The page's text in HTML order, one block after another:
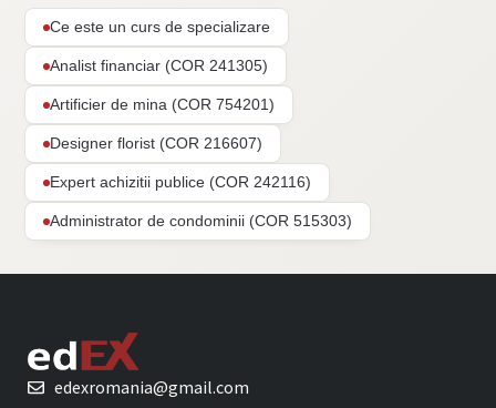
Ce este un curs de specializare
Analist financiar (COR 241305)
Artificier de mina (COR 754201)
Designer florist (COR 216607)
Expert achizitii publice (COR 242116)
Administrator de condominii (COR 515303)
edexromania@gmail.com